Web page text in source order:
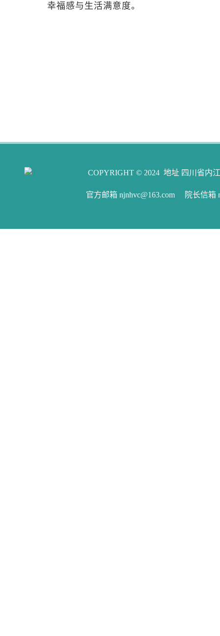
幸福感与生活满意度。
COPYRIGHT © 2024 地址 四川省内
官方邮箱 njnhvc@163.com 院长信箱